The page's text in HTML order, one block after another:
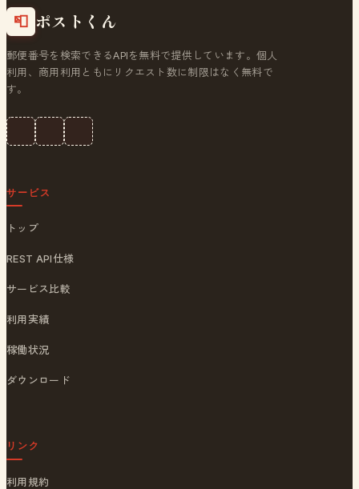
📮 ポストくん
郵便番号を検索できるAPIを無料で提供しています。個人
利用、商用利用ともにリクエスト数に制限はなく無料で
す。
サービス
トップ
REST API仕様
サービス比較
利用実績
稼働状況
ダウンロード
リンク
利用規約